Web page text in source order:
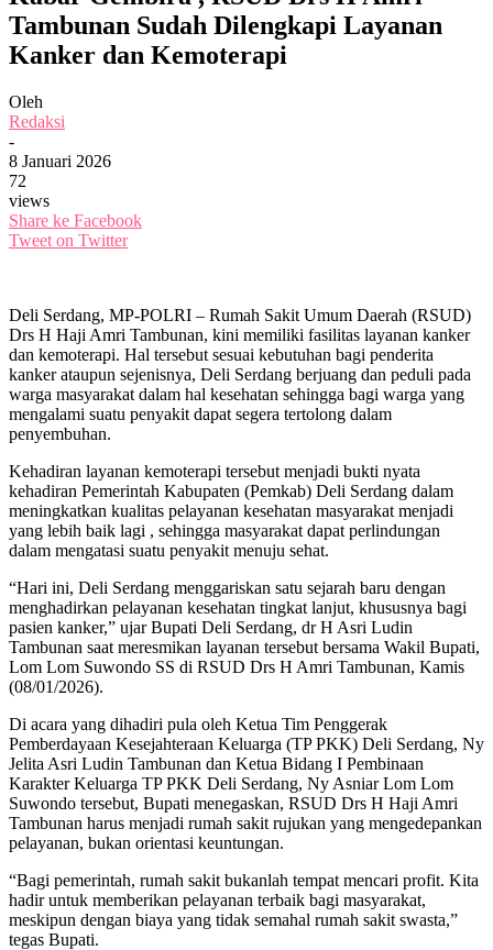
Tambunan Sudah Dilengkapi Layanan
Kanker dan Kemoterapi
Oleh
Redaksi
-
8 Januari 2026
72
views
Share ke Facebook
Tweet on Twitter
Deli Serdang, MP-POLRI – Rumah Sakit Umum Daerah (RSUD)
Drs H Haji Amri Tambunan, kini memiliki fasilitas layanan kanker
dan kemoterapi. Hal tersebut sesuai kebutuhan bagi penderita
kanker ataupun sejenisnya, Deli Serdang berjuang dan peduli pada
warga masyarakat dalam hal kesehatan sehingga bagi warga yang
mengalami suatu penyakit dapat segera tertolong dalam
penyembuhan.
Kehadiran layanan kemoterapi tersebut menjadi bukti nyata
kehadiran Pemerintah Kabupaten (Pemkab) Deli Serdang dalam
meningkatkan kualitas pelayanan kesehatan masyarakat menjadi
yang lebih baik lagi , sehingga masyarakat dapat perlindungan
dalam mengatasi suatu penyakit menuju sehat.
“Hari ini, Deli Serdang menggariskan satu sejarah baru dengan
menghadirkan pelayanan kesehatan tingkat lanjut, khususnya bagi
pasien kanker,” ujar Bupati Deli Serdang, dr H Asri Ludin
Tambunan saat meresmikan layanan tersebut bersama Wakil Bupati,
Lom Lom Suwondo SS di RSUD Drs H Amri Tambunan, Kamis
(08/01/2026).
Di acara yang dihadiri pula oleh Ketua Tim Penggerak
Pemberdayaan Kesejahteraan Keluarga (TP PKK) Deli Serdang, Ny
Jelita Asri Ludin Tambunan dan Ketua Bidang I Pembinaan
Karakter Keluarga TP PKK Deli Serdang, Ny Asniar Lom Lom
Suwondo tersebut, Bupati menegaskan, RSUD Drs H Haji Amri
Tambunan harus menjadi rumah sakit rujukan yang mengedepankan
pelayanan, bukan orientasi keuntungan.
“Bagi pemerintah, rumah sakit bukanlah tempat mencari profit. Kita
hadir untuk memberikan pelayanan terbaik bagi masyarakat,
meskipun dengan biaya yang tidak semahal rumah sakit swasta,”
tegas Bupati.